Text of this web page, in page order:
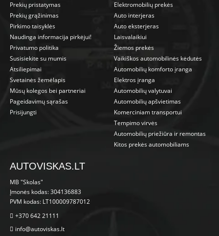
Prekių pristatymas
Prekių grąžinimas
Pirkimo taisyklės
Naudinga informacija pirkėjui!
Privatumo politika
Susisiekite su mumis
Atsiliepimai
Svetainės žemėlapis
Mūsų kolegos bei partneriai
Pageidavimų sąrašas
Prisijungti
Elektromobilių prekės
Auto interjeras
Auto eksterjeras
Laisvalaikiui
Žiemos prekės
Vaikiškos automobilinės kėdutės
Automobilių komforto įranga
Elektros įranga
Automobilių valytuvai
Automobilių apšvietimas
Komerciniam transportui
Tempimo virvės
Automobilių priežiūra ir remontas
Kitos prekės automobiliams
AUTOVISKAS.LT
MB "Skolas"
Įmonės kodas: 304136883
PVM kodas: LT100009787012
+370 642 21111
info@autoviskas.lt